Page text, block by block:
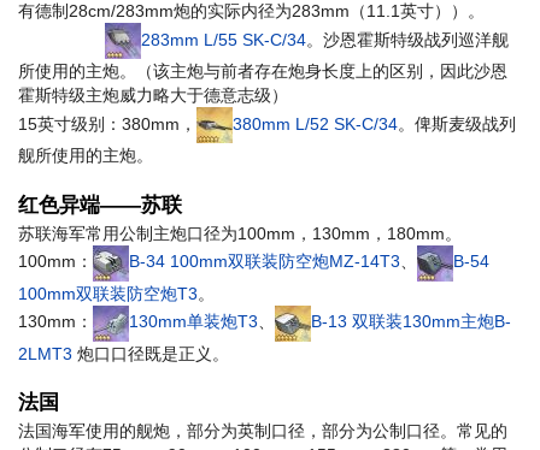
有德制28cm/283mm炮的实际内径为283mm（11.1英寸））。
283mm L/55 SK-C/34。沙恩霍斯特级战列巡洋舰
所使用的主炮。（该主炮与前者存在炮身长度上的区别，因此沙恩
霍斯特级主炮威力略大于德意志级）
15英寸级别：380mm，
380mm L/52 SK-C/34。俾斯麦级战列
舰所使用的主炮。
红色异端——苏联
苏联海军常用公制主炮口径为100mm，130mm，180mm。
100mm：
B-34 100mm双联装防空炮MZ-14T3
B-54
100mm双联装防空炮T3。
130mm：
130mm单装炮T3
B-13 双联装130mm主炮B-
2LMT3 炮口口径既是正义。
法国
法国海军使用的舰炮，部分为英制口径，部分为公制口径。常见的